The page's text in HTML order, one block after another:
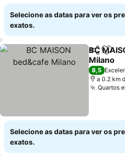
Selecione as datas para ver os
exatos.
Partilhar
BC
Milano
Ver
8,5
a 0.2 km
Quartos
Selecione as datas para ver os
exatos.